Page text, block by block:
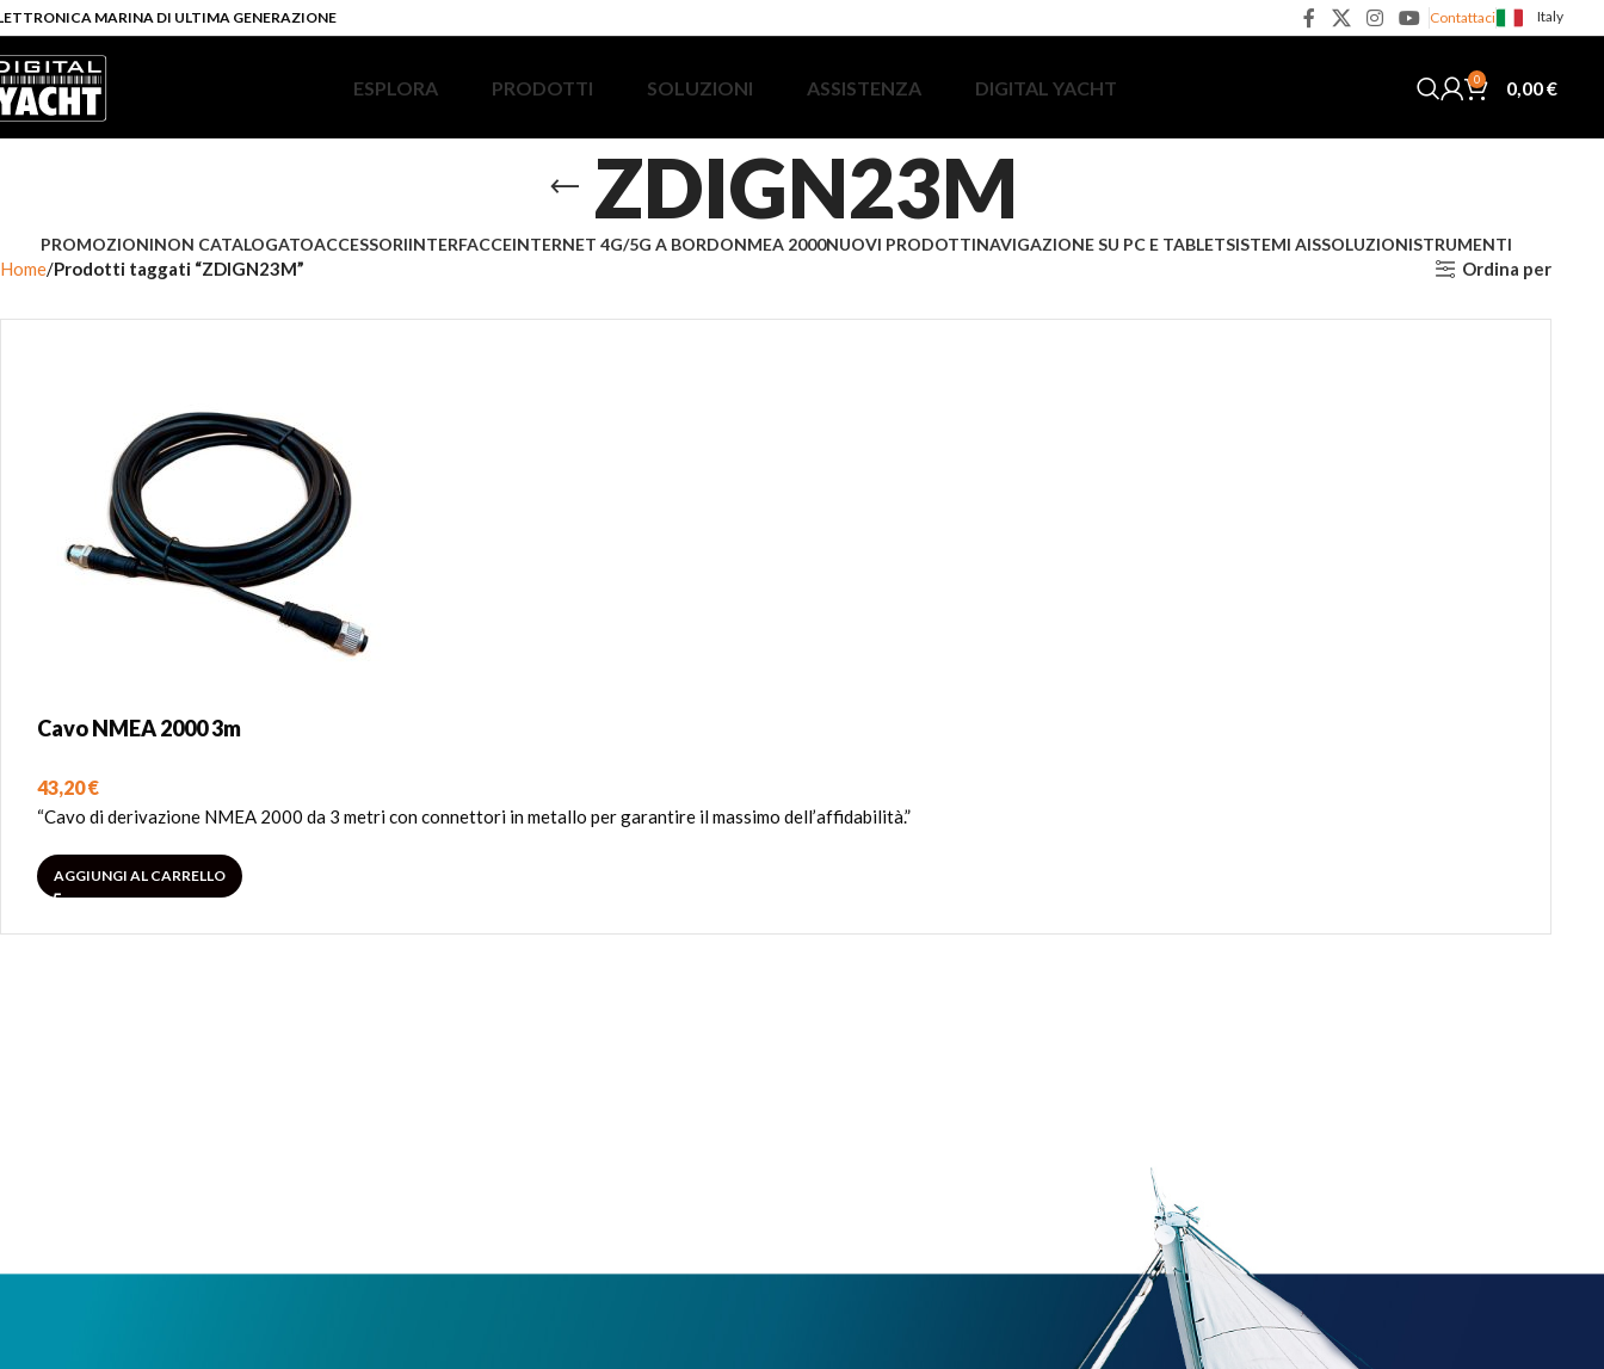
MARINA DI ULTIMA GENERAZIONE Contattaci Italy
ESPLORA PRODOTTI SOLUZIONI ASSISTENZA DIGITAL YACHT 0 0,00€
ZDIGN23M
PROMOZIONINON CATALOGATOACCESSORIINTERFACCEINTERNET 4G/5G A BORDONMEA 2000NUOVI PRODOTTINAVIGAZIONE SU PC E TABLETSISTEMI AISSOLUZIONISTRUMENTI
Home Prodotti taggati “ZDIGN23M” Ordina per
Cavo NMEA 2000 3m
43,20€
“Cavo di derivazione NMEA 2000 da 3 metri con connettori in metallo per garantire il massimo dell’affidabilità.”
AGGIUNGI AL CARRELLO